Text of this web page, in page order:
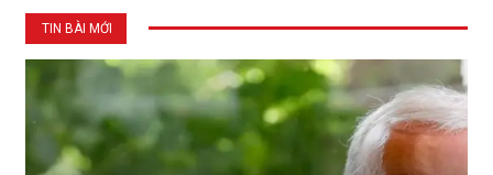
TIN BÀI MỚI